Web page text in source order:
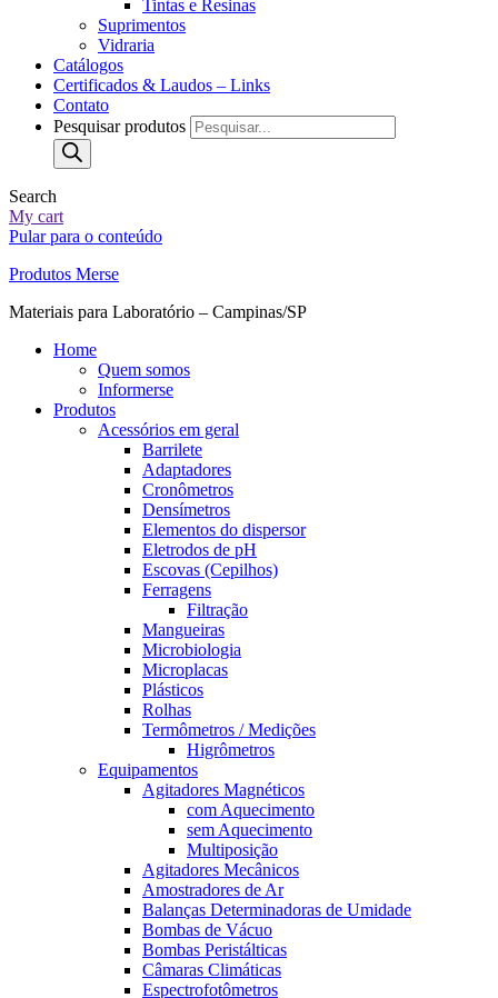
Tintas e Resinas
Suprimentos
Vidraria
Catálogos
Certificados & Laudos – Links
Contato
Pesquisar produtos
Search
My cart
Pular para o conteúdo
Produtos Merse
Materiais para Laboratório – Campinas/SP
Home
Quem somos
Informerse
Produtos
Acessórios em geral
Barrilete
Adaptadores
Cronômetros
Densímetros
Elementos do dispersor
Eletrodos de pH
Escovas (Cepilhos)
Ferragens
Filtração
Mangueiras
Microbiologia
Microplacas
Plásticos
Rolhas
Termômetros / Medições
Higrômetros
Equipamentos
Agitadores Magnéticos
com Aquecimento
sem Aquecimento
Multiposição
Agitadores Mecânicos
Amostradores de Ar
Balanças Determinadoras de Umidade
Bombas de Vácuo
Bombas Peristálticas
Câmaras Climáticas
Espectrofotômetros